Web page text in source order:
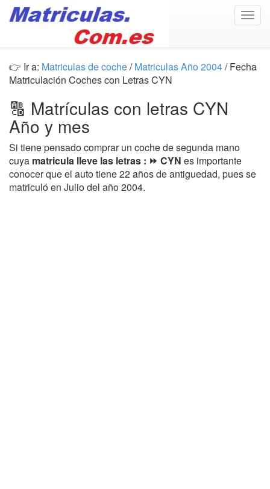
👉 Ir a: Matriculas de coche/Matriculas Año 2004/ Fecha
Matriculación Coches con Letras CYN
🔠 Matrículas con letras CYN
Año y mes
Si tiene pensado comprar un coche de segunda mano
cuya matricula lleve las letras : ⏩ CYN es importante
conocer que el auto tiene 22 años de antiguedad, pues se
matriculó en Julio del año 2004.